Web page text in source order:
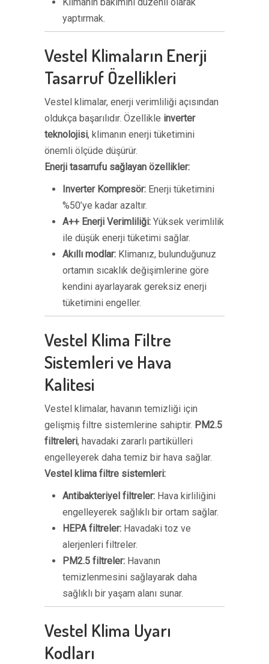
yaptırmak.
Vestel Klimaların Enerji
Tasarruf Özellikleri
Vestel klimalar, enerji verimliliği açısından
oldukça başarılıdır. Özellikle inverter
teknolojisi, klimanın enerji tüketimini
önemli ölçüde düşürür.
Enerji tasarrufu sağlayan özellikler:
Inverter Kompresör: Enerji tüketimini
%50’ye kadar azaltır.
A++ Enerji Verimliliği: Yüksek verimlilik
ile düşük enerji tüketimi sağlar.
Akıllı modlar: Klimanız, bulunduğunuz
ortamın sıcaklık değişimlerine göre
kendini ayarlayarak gereksiz enerji
tüketimini engeller.
Vestel Klima Filtre
Sistemleri ve Hava
Kalitesi
Vestel klimalar, havanın temizliği için
gelişmiş filtre sistemlerine sahiptir. PM2.5
filtreleri, havadaki zararlı partikülleri
engelleyerek daha temiz bir hava sağlar.
Vestel klima filtre sistemleri:
Antibakteriyel filtreler: Hava kirliliğini
engelleyerek sağlıklı bir ortam sağlar.
HEPA filtreler: Havadaki toz ve
alerjenleri filtreler.
PM2.5 filtreler: Havanın
temizlenmesini sağlayarak daha
sağlıklı bir yaşam alanı sunar.
Vestel Klima Uyarı
Kodları